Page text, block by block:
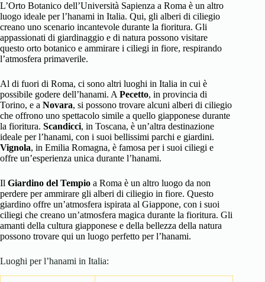
L’Orto Botanico dell’Università Sapienza a Roma è un altro
luogo ideale per l’hanami in Italia. Qui, gli alberi di ciliegio
creano uno scenario incantevole durante la fioritura. Gli
appassionati di giardinaggio e di natura possono visitare
questo orto botanico e ammirare i ciliegi in fiore, respirando
l’atmosfera primaverile.
Al di fuori di Roma, ci sono altri luoghi in Italia in cui è
possibile godere dell’hanami. A Pecetto, in provincia di
Torino, e a Novara, si possono trovare alcuni alberi di ciliegio
che offrono uno spettacolo simile a quello giapponese durante
la fioritura. Scandicci, in Toscana, è un’altra destinazione
ideale per l’hanami, con i suoi bellissimi parchi e giardini.
Vignola, in Emilia Romagna, è famosa per i suoi ciliegi e
offre un’esperienza unica durante l’hanami.
Il Giardino del Tempio a Roma è un altro luogo da non
perdere per ammirare gli alberi di ciliegio in fiore. Questo
giardino offre un’atmosfera ispirata al Giappone, con i suoi
ciliegi che creano un’atmosfera magica durante la fioritura. Gli
amanti della cultura giapponese e della bellezza della natura
possono trovare qui un luogo perfetto per l’hanami.
Luoghi per l’hanami in Italia: